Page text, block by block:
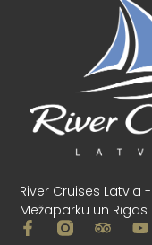
River Cruises Latvia
Mežaparku un Rīgas